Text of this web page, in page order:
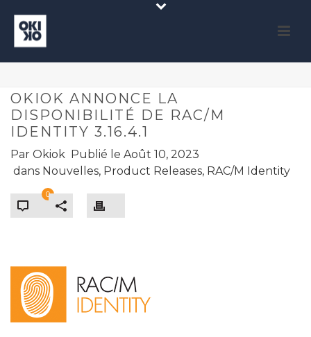
OKIOK ANNONCE LA
DISPONIBILITÉ DE RAC/M
IDENTITY 3.16.4.1
Par Okiok Publié le Août 10, 2023
dans Nouvelles, Product Releases, RAC/M Identity
0